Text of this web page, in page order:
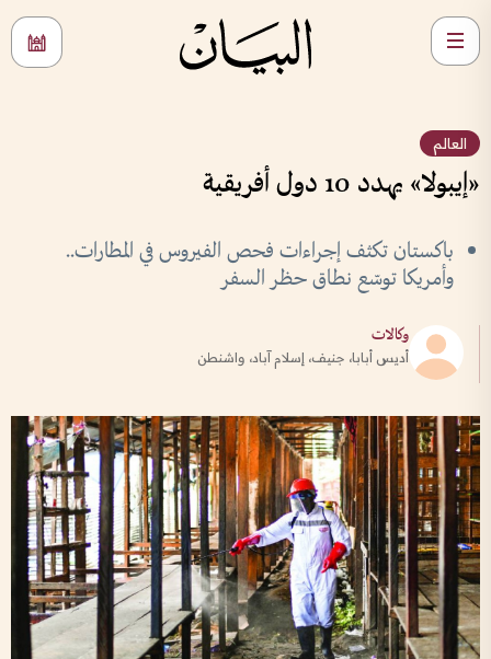
العالم
«إيبولا» يهدد 10 دول أفريقية
باكستان تكثف إجراءات فحص الفيروس في المطارات..
وأمريكا توسّع نطاق حظر السفر
وكالات
أديس أبابا، جنيف، إسلام آباد، واشنطن